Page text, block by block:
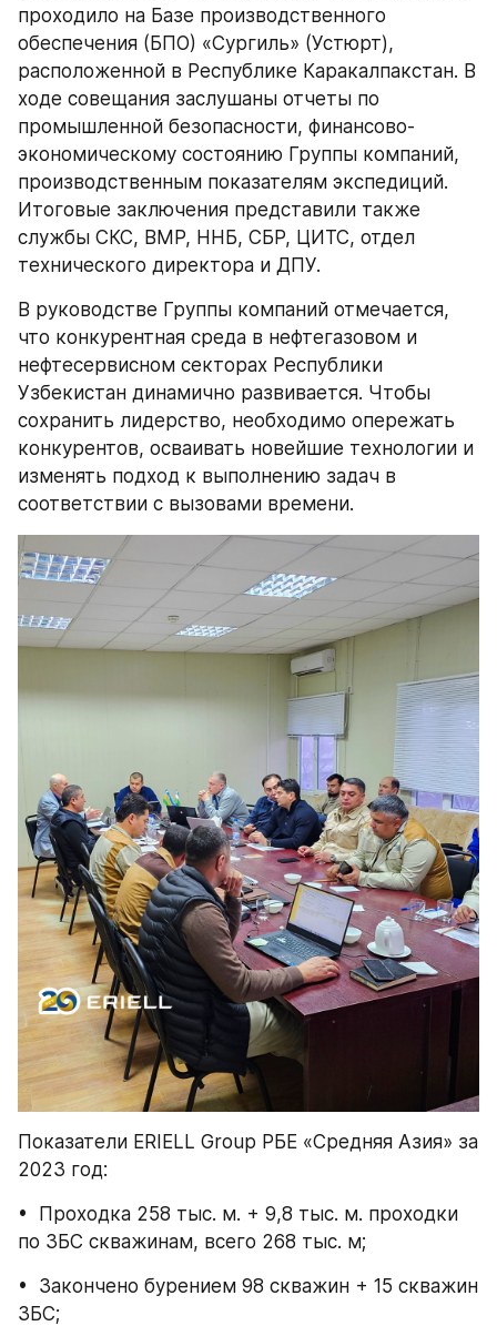
проходило на Базе производственного
обеспечения (БПО) «Сургиль» (Устюрт),
расположенной в Республике Каракалпакстан. В
ходе совещания заслушаны отчеты по
промышленной безопасности, финансово-
экономическому состоянию Группы компаний,
производственным показателям экспедиций.
Итоговые заключения представили также
службы СКС, ВМР, ННБ, СБР, ЦИТС, отдел
технического директора и ДПУ.
В руководстве Группы компаний отмечается,
что конкурентная среда в нефтегазовом и
нефтесервисном секторах Республики
Узбекистан динамично развивается. Чтобы
сохранить лидерство, необходимо опережать
конкурентов, осваивать новейшие технологии и
изменять подход к выполнению задач в
соответствии с вызовами времени.
Показатели ERIELL Group РБЕ «Средняя Азия» за
2023 год:
•  Проходка 258 тыс. м. + 9,8 тыс. м. проходки
по ЗБС скважинам, всего 268 тыс. м;
•  Закончено бурением 98 скважин + 15 скважин
ЗБС;